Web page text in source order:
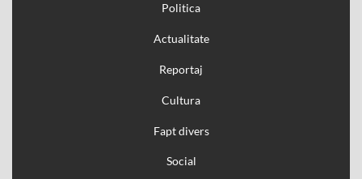
Politica
Actualitate
Reportaj
Cultura
Fapt divers
Social